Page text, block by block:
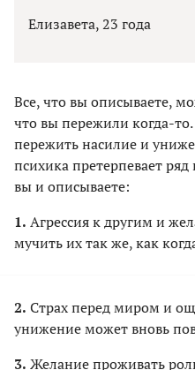
Елизавета, 23 года
Все, что вы описываете,
что вы пережили когда-
пережить насилие и
психика претерпевает
вы и описываете:
1. Агрессия к другим и
мучить их так же, как
2. Страх перед миром и
унижение может вновь
3. Желание проживать